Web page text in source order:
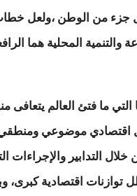
كل جزء من الوطن ،ولعل
المحلية هما
التي ما فتئ العالم يتعافى
اقتصادي موضوعي
التدابير والإجراءات
توازنات اقتصادية